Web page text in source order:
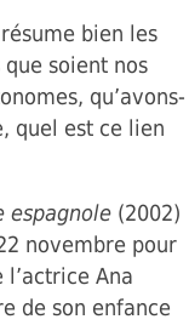
bien les
soient nos
qu’avons-
quel est ce lien
espagnole (2002)
novembre pour
Ana
de son enfance